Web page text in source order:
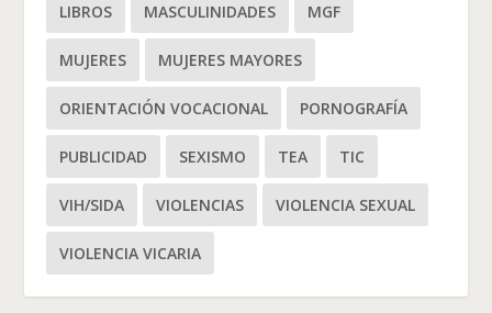
LIBROS MASCULINIDADES MGF
MUJERES MUJERES MAYORES
ORIENTACIÓN VOCACIONAL PORNOGRAFÍA
PUBLICIDAD SEXISMO TEA TIC
VIH/SIDA VIOLENCIAS VIOLENCIA SEXUAL
VIOLENCIA VICARIA